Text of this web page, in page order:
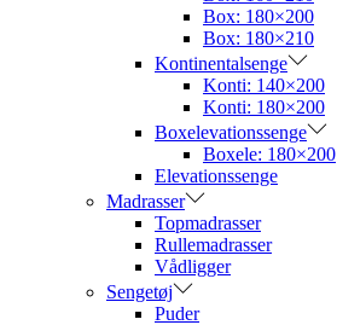
Box: 180×200
Box: 180×210
Kontinentalsenge
Konti: 140×200
Konti: 180×200
Boxelevationssenge
Boxele: 180×200
Elevationssenge
Madrasser
Topmadrasser
Rullemadrasser
Vådligger
Sengetøj
Puder